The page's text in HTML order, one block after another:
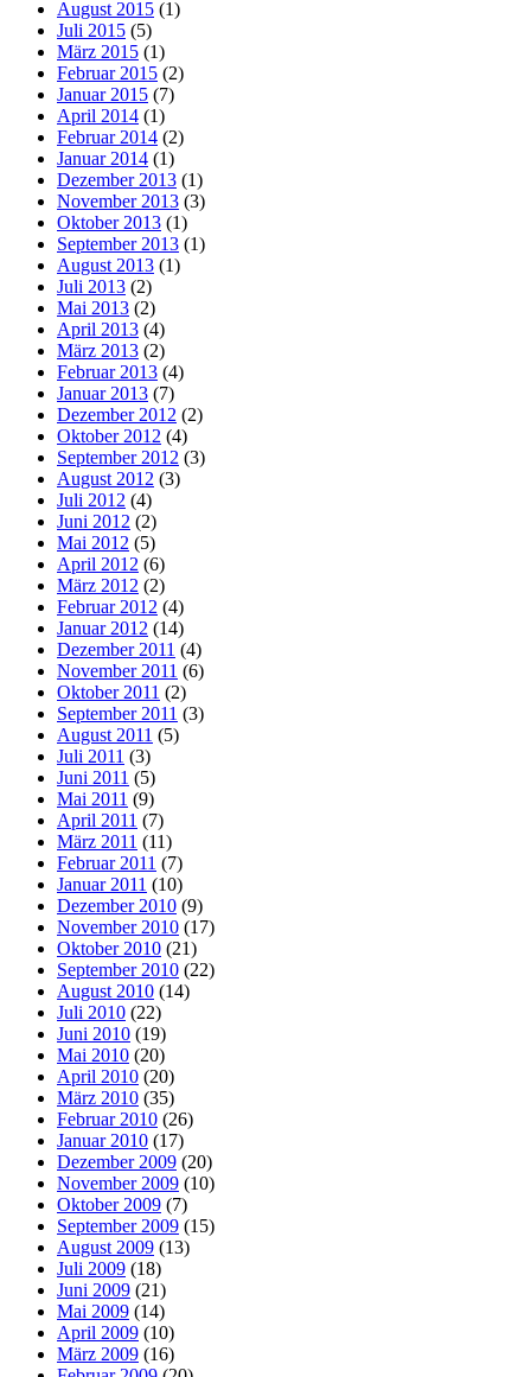
August 2015 (1)
Juli 2015 (5)
März 2015 (1)
Februar 2015 (2)
Januar 2015 (7)
April 2014 (1)
Februar 2014 (2)
Januar 2014 (1)
Dezember 2013 (1)
November 2013 (3)
Oktober 2013 (1)
September 2013 (1)
August 2013 (1)
Juli 2013 (2)
Mai 2013 (2)
April 2013 (4)
März 2013 (2)
Februar 2013 (4)
Januar 2013 (7)
Dezember 2012 (2)
Oktober 2012 (4)
September 2012 (3)
August 2012 (3)
Juli 2012 (4)
Juni 2012 (2)
Mai 2012 (5)
April 2012 (6)
März 2012 (2)
Februar 2012 (4)
Januar 2012 (14)
Dezember 2011 (4)
November 2011 (6)
Oktober 2011 (2)
September 2011 (3)
August 2011 (5)
Juli 2011 (3)
Juni 2011 (5)
Mai 2011 (9)
April 2011 (7)
März 2011 (11)
Februar 2011 (7)
Januar 2011 (10)
Dezember 2010 (9)
November 2010 (17)
Oktober 2010 (21)
September 2010 (22)
August 2010 (14)
Juli 2010 (22)
Juni 2010 (19)
Mai 2010 (20)
April 2010 (20)
März 2010 (35)
Februar 2010 (26)
Januar 2010 (17)
Dezember 2009 (20)
November 2009 (10)
Oktober 2009 (7)
September 2009 (15)
August 2009 (13)
Juli 2009 (18)
Juni 2009 (21)
Mai 2009 (14)
April 2009 (10)
März 2009 (16)